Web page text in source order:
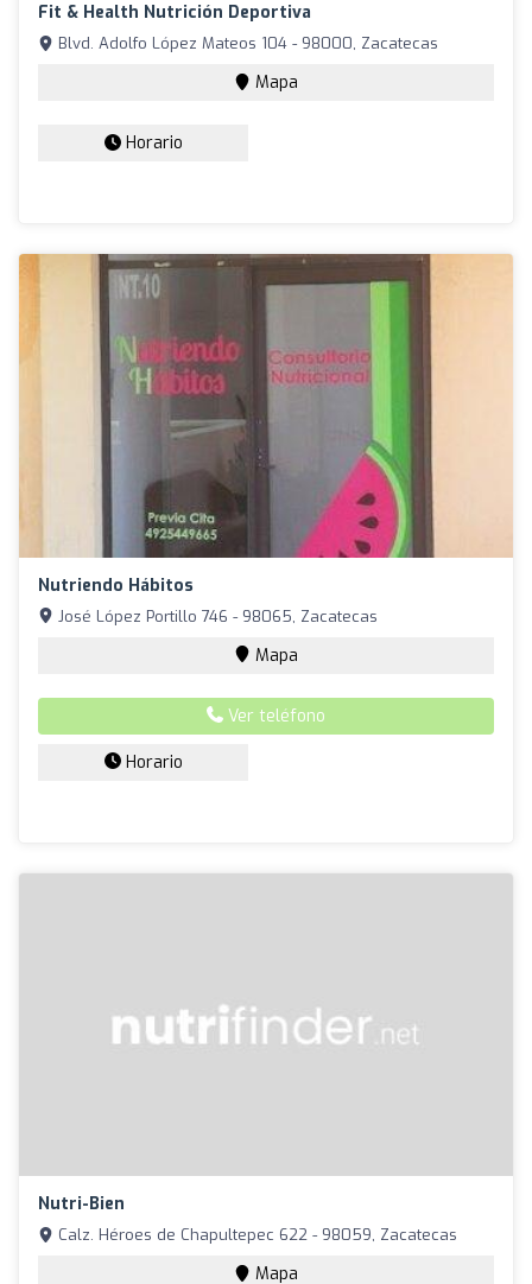
Fit & Health Nutrición Deportiva
Blvd. Adolfo López Mateos 104 - 98000, Zacatecas
Mapa
Horario
Nutriendo Hábitos
José López Portillo 746 - 98065, Zacatecas
Mapa
Ver teléfono
Horario
Nutri-Bien
Calz. Héroes de Chapultepec 622 - 98059, Zacatecas
Mapa